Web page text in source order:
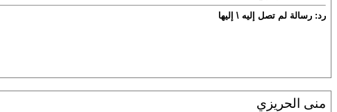
رد: رسالة لم تصل إليه \ إليها
منى الحريزي